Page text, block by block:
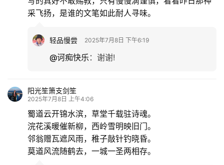
采飞扬，是谁的文笔如此耐人寻味。
轻品慢尝 2025年7月8日 下午6:19
@诃痴快乐 ： 谢谢!
阳光笙箫支剑笙
2025年7月8日 上午4:06
蜀道云开锦水滨，草堂千载驻诗魂。
浣花溪暖催新柳，西岭雪明映旧门。
邻翁赠瓦遮风雨，稚子敲针钓晓昏。
莫道风流随鹤去，一城一圣两相存。